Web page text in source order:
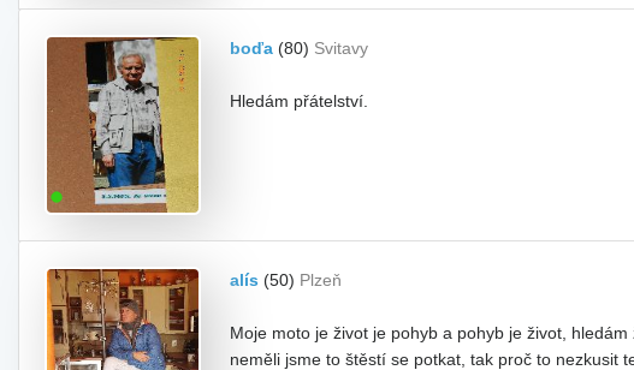
boďa (80) Svitavy
Hledám přátelství.
alís (50) Plzeň
Moje moto je život je pohyb a pohyb je život,
neměli jsme to štěstí se potkat, tak proč to nezkusit